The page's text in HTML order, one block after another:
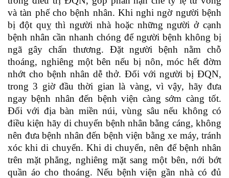
và tàn phế cho bệnh nhân. Khi nghi ngờ người bệnh
bị đột quỵ thì người nhà hoặc những người ở cạnh
bệnh nhân cần nhanh chóng để người bệnh không bị
ngã gây chấn thương. Đặt người bệnh nằm chỗ
thoáng, nghiêng một bên nếu bị nôn, móc hết đờm
nhớt cho bệnh nhân dễ thở. Đối với người bị ĐQN,
trong 3 giờ đầu thời gian là vàng, vì vậy, hãy đưa
ngay bệnh nhân đến bệnh viện càng sớm càng tốt.
Đối với địa bàn miền núi, vùng sâu nếu không có
điều kiện hãy di chuyển bệnh nhân bằng cáng, không
nên đưa bệnh nhân đến bệnh viện bằng xe máy, tránh
xóc khi di chuyển. Khi di chuyển, nên để bệnh nhân
trên mặt phẳng, nghiêng mặt sang một bên, nới bớt
quần áo cho thoáng. Nếu bệnh viện gần nhà có đủ